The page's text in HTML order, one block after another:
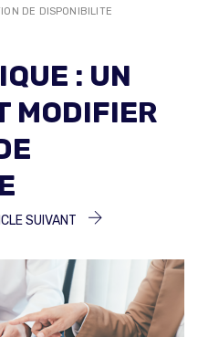
DE DISPONIBILITE
: UN
MODIFIER
SUIVANT
ARTICLE